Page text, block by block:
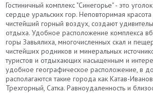
Гостиничный комплекс "Синегорье" - это
сердце уральских гор. Неповторимая
чистейший горный воздух, создают
отдыха. Удобное расположение комплекса
горы Завьялиха, многочисленных скал и
чистейших родников и минеральных
туристов и отдыхающих насыщенным и
удобное географическое расположение, в
располагаются такие города как Катав-
Трехгорный, Сатка. Равноудаленность и